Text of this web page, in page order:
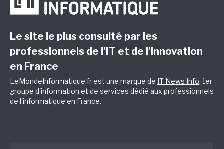
Le site le plus consulté par les
professionnels de l’IT et de l’innovation
en France
LeMondeInformatique.fr est une marque de IT News Info, 1er
groupe d'information et de services dédié aux professionnels
de l'informatique en France.